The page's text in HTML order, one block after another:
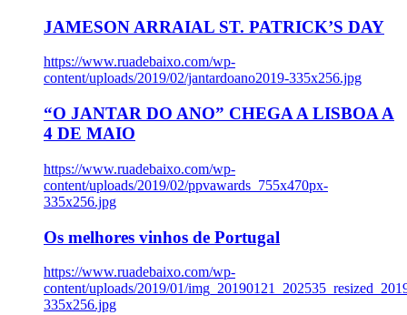
JAMESON ARRAIAL ST. PATRICK’S DAY
https://www.ruadebaixo.com/wp-
content/uploads/2019/02/jantardoano2019-335x256.jpg
“O JANTAR DO ANO” CHEGA A LISBOA A
4 DE MAIO
https://www.ruadebaixo.com/wp-
content/uploads/2019/02/ppvawards_755x470px-
335x256.jpg
Os melhores vinhos de Portugal
https://www.ruadebaixo.com/wp-
content/uploads/2019/01/
335x256.jpg